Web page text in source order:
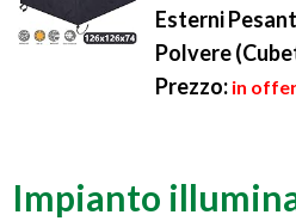
Esterni
Polvere
Prezzo: in
Impianto